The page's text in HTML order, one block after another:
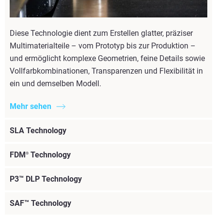
Diese Technologie dient zum Erstellen glatter, präziser
Multimaterialteile – vom Prototyp bis zur Produktion –
und ermöglicht komplexe Geometrien, feine Details sowie
Vollfarbkombinationen, Transparenzen und Flexibilität in
ein und demselben Modell.
Mehr sehen
SLA Technology
FDM® Technology
P3™ DLP Technology
SAF™ Technology